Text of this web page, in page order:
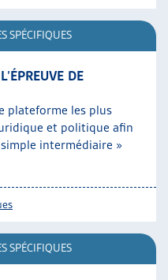
SPÉCIFIQUES
DE
plateforme les plus
et politique afin
intermédiaire »
SPÉCIFIQUES